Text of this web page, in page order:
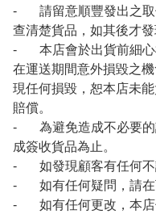
- 請留意順豐發出之取
查清楚貨品，如其後才
- 本店會於出貨前細心
在運送期間意外損毀之
現任何損毀，恕本店未
賠償。
- 為避免造成不必要的
成簽收貨品為止。
- 如發現顧客有任何不
- 如有任何疑問，請在
- 如有任何更改，本店